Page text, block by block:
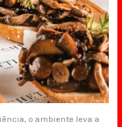
o ambiente leva a